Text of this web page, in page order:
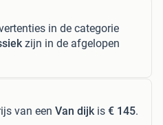
in de categorie
zijn in de afgelopen
van een Van dijkis € 145.